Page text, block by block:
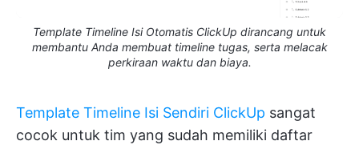
Template Timeline Isi Otomatis ClickUp dirancang untuk
membantu Anda membuat timeline tugas, serta melacak
perkiraan waktu dan biaya.
Template Timeline Isi Sendiri ClickUp sangat
cocok untuk tim yang sudah memiliki daftar